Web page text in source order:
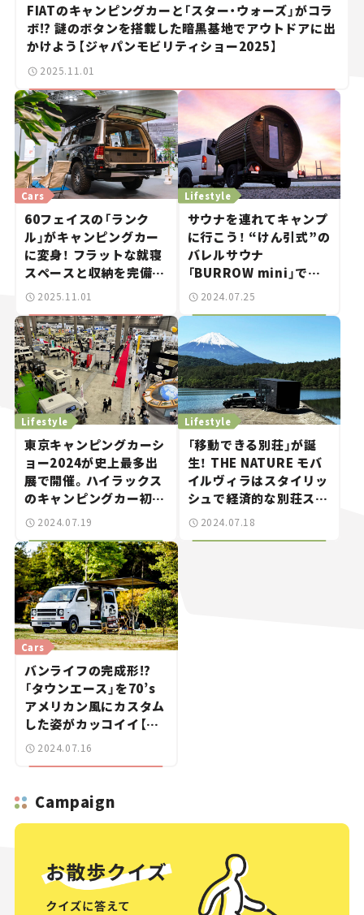
FIATのキャンピングカーと「スター・ウォーズ」がコラ
ボ!? 謎のボタンを搭載した暗黒基地でアウトドアに出
かけよう【ジャパンモビリティショー2025】
2025.11.01
Cars
60フェイスの「ランク
ル」がキャンピングカー
に変身！ フラットな就寝
スペースと収納を完備し
たカッコいい“大人の秘
リティショー2025】
2025.11.01
Lifestyle
サウナを連れてキャンプ
に行こう！ “けん引式”の
バレルサウナ
「BURROW mini」でと
とのい体験。
2024.07.25
Lifestyle
東京キャンピングカーシ
ョー2024が史上最多出
展で開催。ハイラックス
のキャンピングカー初公
開も！
2024.07.19
Lifestyle
「移動できる別荘」が誕
生！ THE NATURE モバ
イルヴィラはスタイリッ
シュで経済的な別荘スタ
イル？
2024.07.18
Cars
バンライフの完成形!?
「タウンエース」を70’s
アメリカン風にカスタム
した姿がカッコイイ【憧
れのキャンピングカー
2024.07.16
Campaign